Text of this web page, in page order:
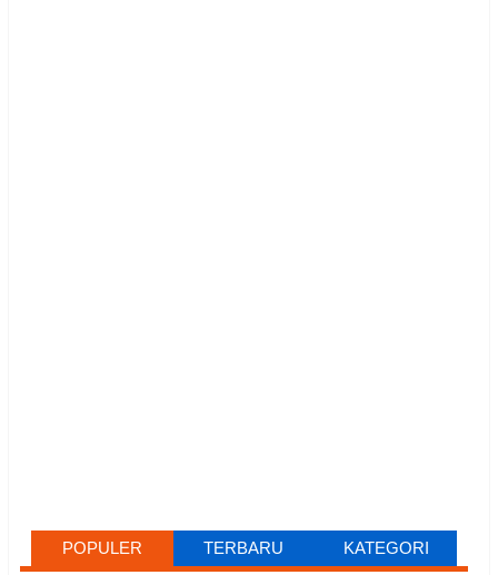
POPULER TERBARU KATEGORI